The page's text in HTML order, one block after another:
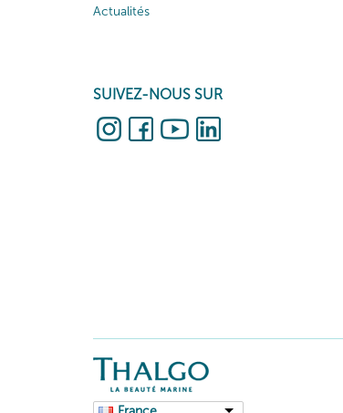
Actualités
SUIVEZ-NOUS SUR